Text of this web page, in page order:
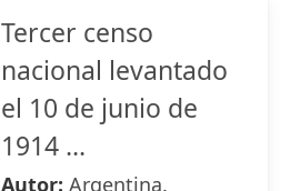
Tercer censo
nacional levantado
el 10 de junio de
1914 ...
Autor: Argentina.